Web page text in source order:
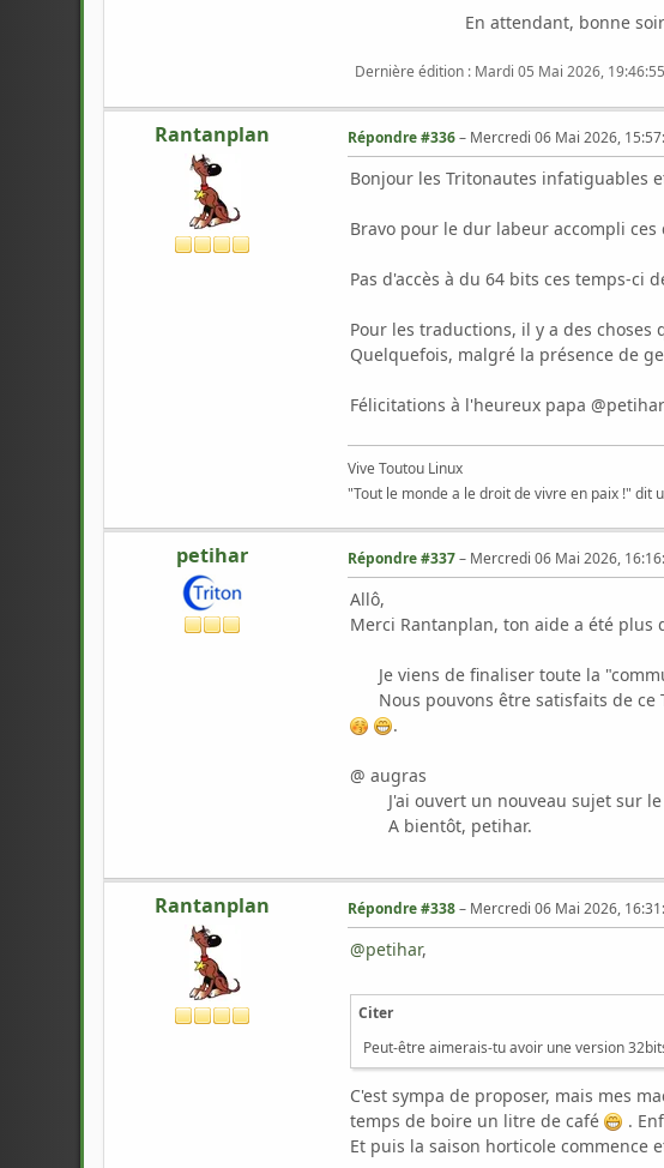
En attendant, bonne soirée,
Dernière édition : Mardi 05 Mai 2026,
Rantanplan Répondre #336– Mercredi 06 Mai 2026,
Bonjour les Tritonautes infatiguables
Bravo pour le dur labeur accompli ces
Pas d'accès à du 64 bits ces temps-ci
Pour les traductions, il y a des
Quelquefois, malgré la présence de
Félicitations à l'heureux papa
Vive Toutou Linux
"Tout le monde a le droit de vivre en paix !" dit
petihar Répondre #337– Mercredi 06 Mai 2026,
Allô,
Merci Rantanplan, ton aide a été
Je viens de finaliser toute la
Nous pouvons être satisfaits de ce
.
@ augras
J'ai ouvert un nouveau sujet sur le
A bientôt, petihar.
Rantanplan Répondre #338– Mercredi 06 Mai 2026,
@petihar,
Citer
Peut-être aimerais-tu avoir une version
C'est sympa de proposer, mais mes
temps de boire un litre de café
.
Et puis la saison horticole